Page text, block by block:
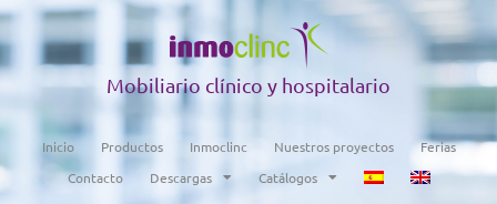
Mobiliario clínico y hospitalario
Inicio Productos Inmoclinc Nuestros proyectos
Ferias
Contacto
Descargas Catálogos